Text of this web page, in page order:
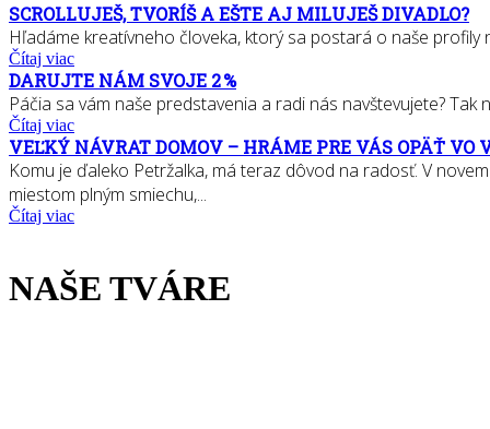
SCROLLUJEŠ, TVORÍŠ A EŠTE AJ MILUJEŠ DIVADLO?
Hľadáme kreatívneho človeka, ktorý sa postará o naše profily
Čítaj viac
DARUJTE NÁM SVOJE 2 %
Páčia sa vám naše predstavenia a radi nás navštevujete?
Čítaj viac
VEĽKÝ NÁVRAT DOMOV – HRÁME PRE VÁS OPÄŤ VO
Komu je ďaleko Petržalka, má teraz dôvod na radosť. V
miestom plným smiechu,...
Čítaj viac
NAŠE TVÁRE